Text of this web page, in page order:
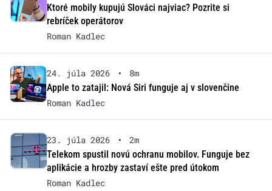
Ktoré mobily kupujú Slováci najviac? Pozrite si
rebríček operátorov
Roman Kadlec
24. júla 2026 •
8m
Apple to zatajil: Nová Siri funguje aj v slovenčine
Roman Kadlec
23. júla 2026 •
2m
Telekom spustil novú ochranu mobilov. Funguje bez
aplikácie a hrozby zastaví ešte pred útokom
Roman Kadlec